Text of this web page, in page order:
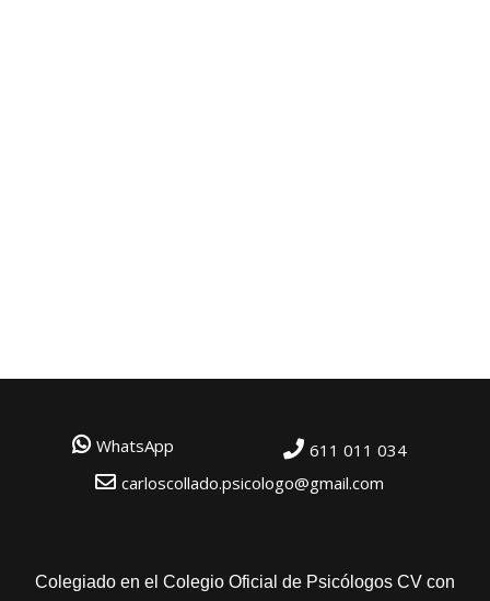
WhatsApp
611 011 034
carloscollado.psicologo@gmail.com
Colegiado en el Colegio Oficial de Psicólogos CV con